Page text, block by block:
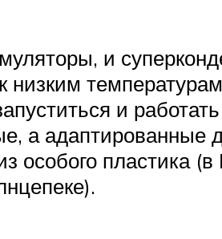
и
и
а адаптированные
особого пластика